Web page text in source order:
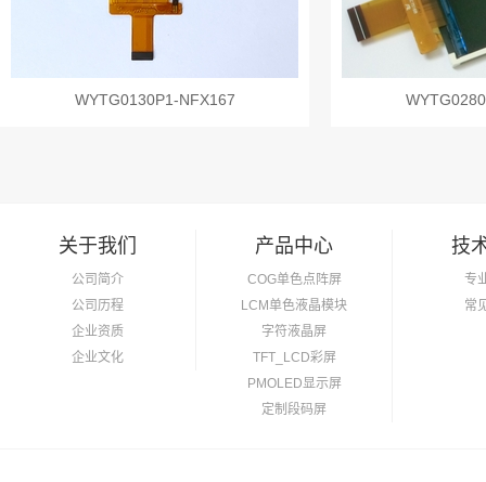
WYTG0130P1-NFX167
关于我们
公司简介
公司历程
企业资质
企业文化
产品中心
COG单色点阵屏
LCM单色液晶模块
字符液晶屏
TFT_LCD彩屏
PMOLED显示屏
定制段码屏
技
专
常